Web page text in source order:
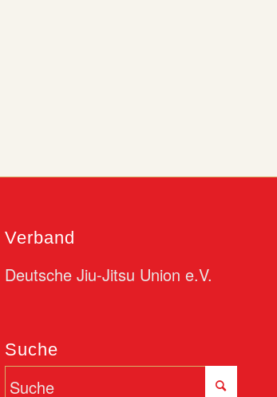
Verband
Deutsche Jiu-Jitsu Union e.V.
Suche